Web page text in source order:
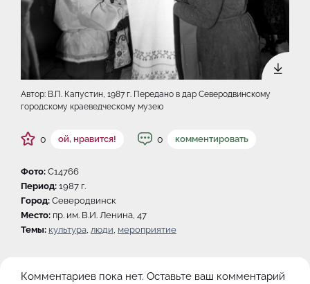
Автор: В.П. Капустин, 1987 г. Передано в дар Северодвинскому
городскому краеведческому музею
0 ой, нравится! 0 комментировать
Фото: C14766
Период: 1987 г.
Город: Северодвинск
Место: пр. им. В.И. Ленина, 47
Темы: культура, люди, мероприятие
Комментариев пока нет. Оставьте ваш комментарий